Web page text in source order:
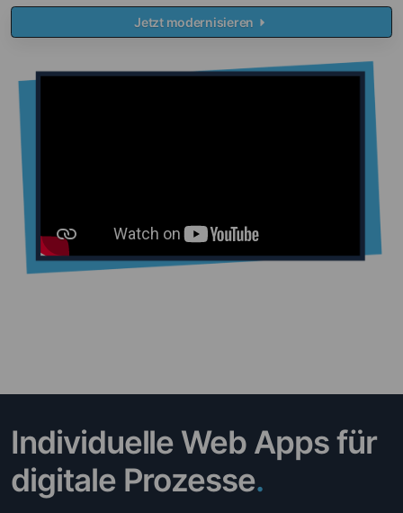
Jetzt modernisieren
Individuelle Web Apps für
digitale Prozesse.